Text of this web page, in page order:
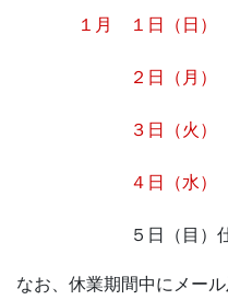
１月 １日（日）
２日（月）
３日（火）
４日（水）
５日（目）仕
なお、休業期間中にメー